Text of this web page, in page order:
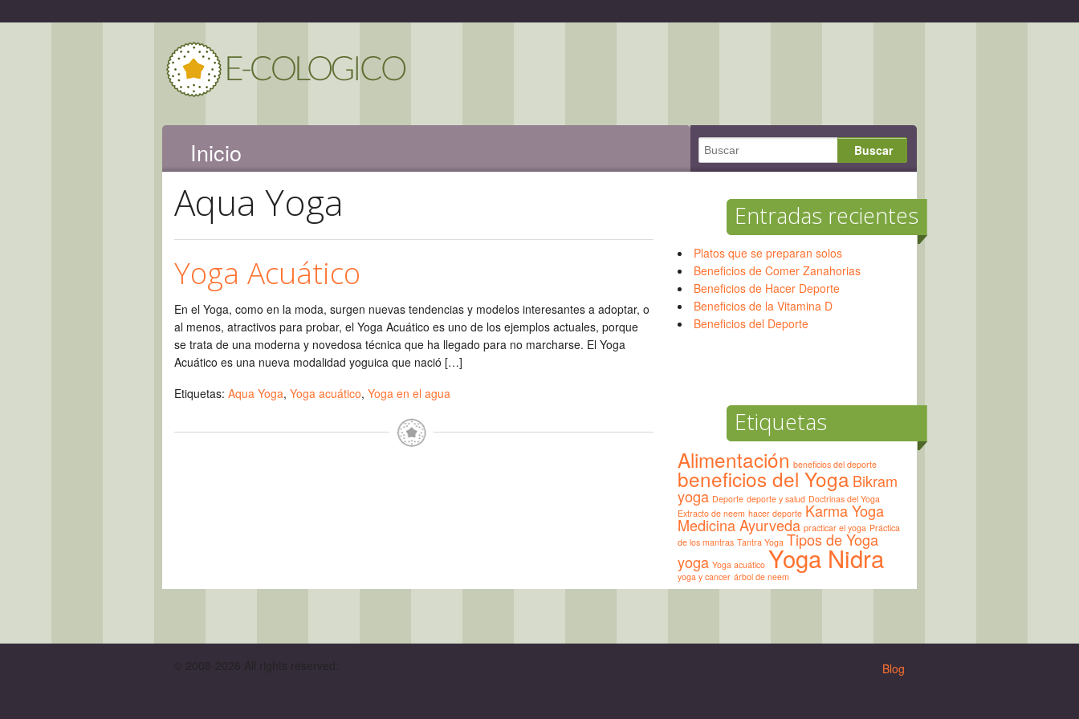
Inicio
Aqua Yoga
Yoga Acuático
En el Yoga, como en la moda, surgen nuevas tendencias y modelos interesantes a adoptar, o
al menos, atractivos para probar, el Yoga Acuático es uno de los ejemplos actuales, porque
se trata de una moderna y novedosa técnica que ha llegado para no marcharse. El Yoga
Acuático es una nueva modalidad yoguica que nació […]
Etiquetas: Aqua Yoga, Yoga acuático, Yoga en el agua
Entradas recientes
Platos que se preparan solos
Beneficios de Comer Zanahorias
Beneficios de Hacer Deporte
Beneficios de la Vitamina D
Beneficios del Deporte
Etiquetas
Alimentación beneficios del deporte
beneficios del Yoga Bikram
yoga Deporte deporte y salud Doctrinas del Yoga
Extracto de neem hacer deporte Karma Yoga
Medicina Ayurveda practicar el yoga Práctica
de los mantras Tantra Yoga Tipos de Yoga
yoga Yoga acuático Yoga Nidra
yoga y cancer árbol de neem
© 2008-2026 All rights reserved. Blog